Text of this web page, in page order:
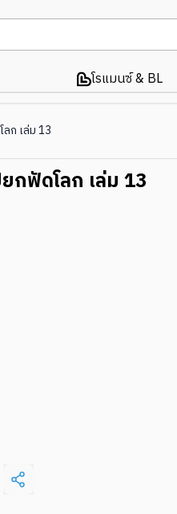
โรแมนซ์ & BL
ก เล่ม 13
กฟัดโลก เล่ม 13